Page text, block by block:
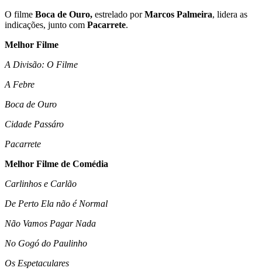
O filme Boca de Ouro, estrelado porMarcos Palmeira, lidera as
indicações, junto com Pacarrete.
Melhor Filme
A Divisão: O Filme
A Febre
Boca de Ouro
Cidade Passáro
Pacarrete
Melhor Filme de Comédia
Carlinhos e Carlão
De Perto Ela não é Normal
Não Vamos Pagar Nada
No Gogó do Paulinho
Os Espetaculares